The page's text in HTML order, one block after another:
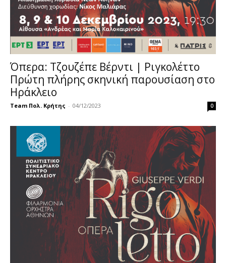
Όπερα: Τζουζέπε Βέρντι | Ριγκολέττο
Πρώτη πλήρης σκηνική παρουσίαση στο
Ηράκλειο
Team Πολ. Κρήτης - 04/12/2023 0